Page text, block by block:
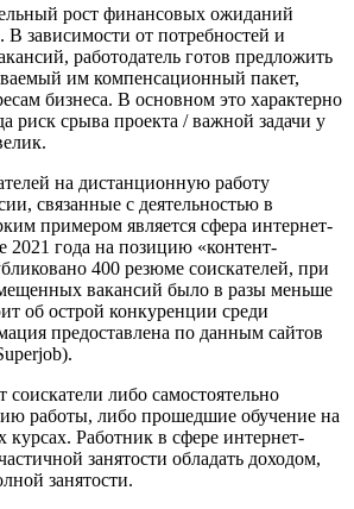
рост финансовых ожиданий
В зависимости от потребностей и
работодатель готов предложить
им компенсационный пакет,
бизнеса. В основном это характерно
риск срыва проекта / важной задачи у
на дистанционную работу
связанные с деятельностью в
примером является сфера интернет-
2021 года на позицию «контент-
400 резюме соискателей, при
вакансий было в разы меньше
об острой конкуренции среди
предоставлена по данным сайтов
соискатели либо самостоятельно
работы, либо прошедшие обучение на
курсах. Работник в сфере интернет-
занятости обладать доходом,
занятости.